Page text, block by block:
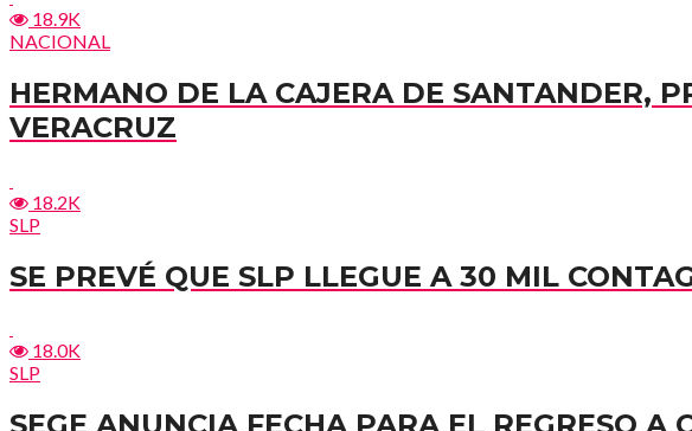
18.9K
NACIONAL
HERMANO DE LA CAJERA DE SANTANDER,
VERACRUZ
18.2K
SLP
SE PREVÉ QUE SLP LLEGUE A 30 MIL
18.0K
SLP